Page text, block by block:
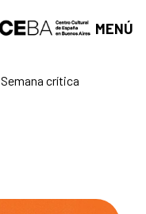
MENÚ
Semana crítica